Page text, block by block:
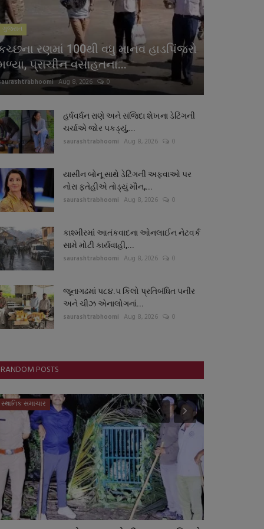
ગુજરાત
રણમાં 100થી વધુ માનવ હાડપિંજરો
પ્રાચીન વસાહતના...
Aug 8, 2026 0
હર્ષવર્ધન રાણે અને સંજિદા શેખના ડેટિંગની
ચર્ચાએ જોર પકડ્યું,...
saurashtrabhoomi Aug 8, 2026 0
યાસીન બોનૂ સાથે ડેટિંગની અફવાઓ પર
નોરા ફતેહીએ તોડ્યું મૌન,...
saurashtrabhoomi Aug 8, 2026 0
કાશ્મીરમાં આતંકવાદના ઓનલાઈન નેટવર્ક
સામે મોટી કાર્યવાહી,...
saurashtrabhoomi Aug 8, 2026 0
જૂનાગઢમાં ૫૮૪.૫ કિલો પ્રતિબંધિત પનીર
અને ચીઝ એનાલોગનાં...
saurashtrabhoomi Aug 8, 2026 0
RANDOM POSTS
સ્થાનિક સમાચાર